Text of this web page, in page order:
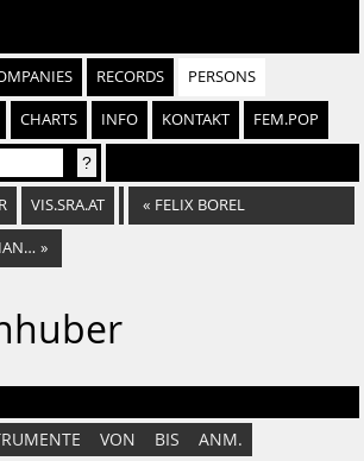
RECORDS PERSONS
CHARTS INFO KONTAKT FEM.POP
VIS.SRA.AT « FELIX BOREL
FELIX «DEF ILL / RUFFIAN RUGGED» SCHAGER »
VON BIS
ANM.